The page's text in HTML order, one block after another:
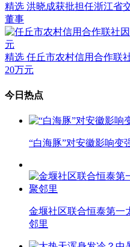
精选 洪晓成获批担任浙江省
董事
精选 任丘市农村信用合作联
20万元
今日热点
“白海豚”对安徽影响变
金堰社区联合恒泰第一
邻里